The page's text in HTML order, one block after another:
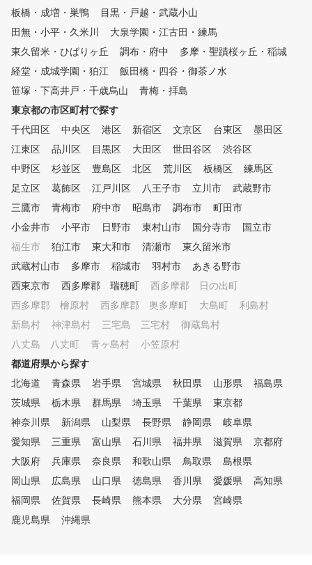
る。 独自に開発しまた練習器
具による多目的練習で、イメー
ジ脳と呼ばれる右脳のイメージ
カと直感力を強化し、 高速に
大量の情報を受け入れら れる
並列処理という特徴を活用して
量に記憶、覚えたことはいつま
でも忘れず(いつでも思い出す
ことができる)という理想のゴ
ルフ上達が誰にでも可能になり
ます。 あの有名プロも使用し
ている魔法のクランクや魔法の
具はそのようなテーマを感覚的
に覚えるまさに体で覚えること
となります。 姉妹店のSWING2
4/7新宿店さんでもレッスン実
施しております！
板橋・成増・巣鴨
目黒・戸越・武蔵小山
田無・小平・久米川
大泉学園・江古田・練馬
東久留米・ひばりヶ丘
調布・府中
多摩・聖蹟桜ヶ丘・稲城
経堂・成城学園・狛江
飯田橋・四谷・御茶ノ水
笹塚・下高井戸・千歳烏山
青梅・拝島
東京都の市区町村で探す
千代田区
中央区 港区 新宿区 文京区 台東区
墨田区
江東区
品川区 目黒区 大田区 世田谷区
渋谷区
中野区
杉並区 豊島区 北区 荒川区 板橋区
練馬区
足立区
葛飾区 江戸川区 八王子市 立川市
武蔵野市
三鷹市
青梅市 府中市 昭島市 調布市
町田市
小金井市
小平市 日野市 東村山市 国分寺市
国立市
福生市
狛江市 東大和市 清瀬市
東久留米市
武蔵村山市
多摩市 稲城市 羽村市
あきる野市
西東京市
西多摩郡 瑞穂町
西多摩郡 日の出町
西多摩郡 檜原村
西多摩郡 奥多摩町 大島町
利島村
新島村
神津島村 三宅島 三宅村
御蔵島村
八丈島 八丈町
青ヶ島村
小笠原村
都道府県から探す
北海道
青森県 岩手県 宮城県 秋田県 山形県
福島県
茨城県
栃木県 群馬県 埼玉県 千葉県
東京都
神奈川県
新潟県 山梨県 長野県 静岡県
岐阜県
愛知県
三重県 富山県 石川県 福井県 滋賀県
京都府
大阪府
兵庫県 奈良県 和歌山県 鳥取県
島根県
岡山県
広島県 山口県 徳島県 香川県 愛媛県
高知県
福岡県
佐賀県 長崎県 熊本県 大分県
宮崎県
鹿児島県
沖縄県